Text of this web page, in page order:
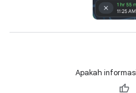
Apakah